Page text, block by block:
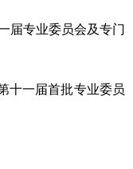
届专业委员会及专门
十一届首批专业委员